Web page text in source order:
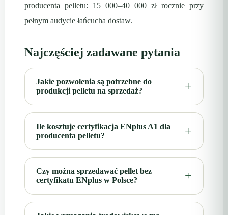
producenta pelletu: 15 000–40 000 zł rocznie przy
pełnym audycie łańcucha dostaw.
Najczęściej zadawane pytania
Jakie pozwolenia są potrzebne do
produkcji pelletu na sprzedaż?
Ile kosztuje certyfikacja ENplus A1 dla
producenta pelletu?
Czy można sprzedawać pellet bez
certyfikatu ENplus w Polsce?